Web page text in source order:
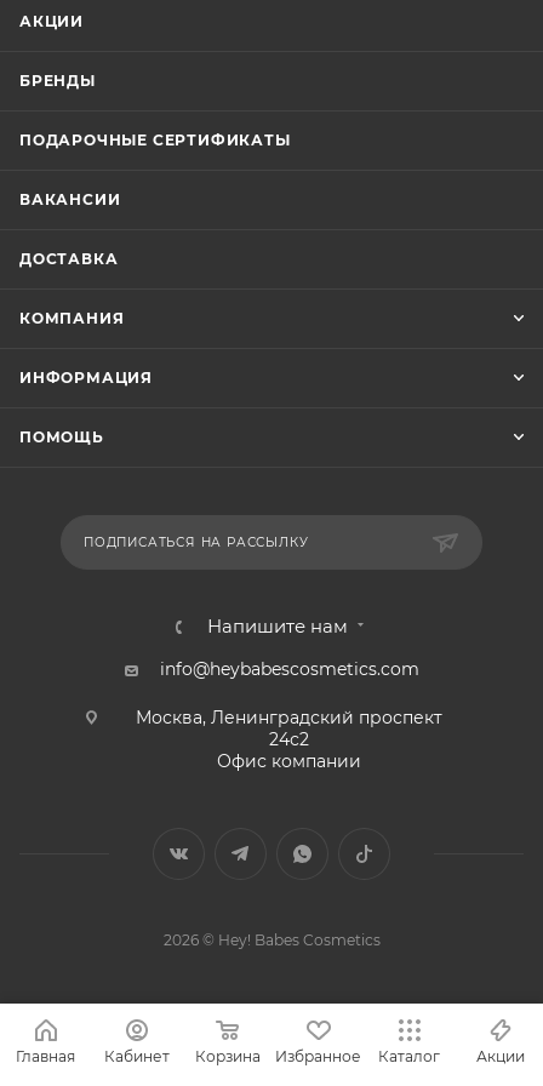
АКЦИИ
БРЕНДЫ
ПОДАРОЧНЫЕ СЕРТИФИКАТЫ
ВАКАНСИИ
ДОСТАВКА
КОМПАНИЯ
ИНФОРМАЦИЯ
ПОМОЩЬ
ПОДПИСАТЬСЯ НА РАССЫЛКУ
Напишите нам
info@heybabescosmetics.com
Москва, Ленинградский проспект
24с2
Офис компании
2026 © Hey! Babes Cosmetics
Главная Кабинет Корзина Избранное Каталог Акции